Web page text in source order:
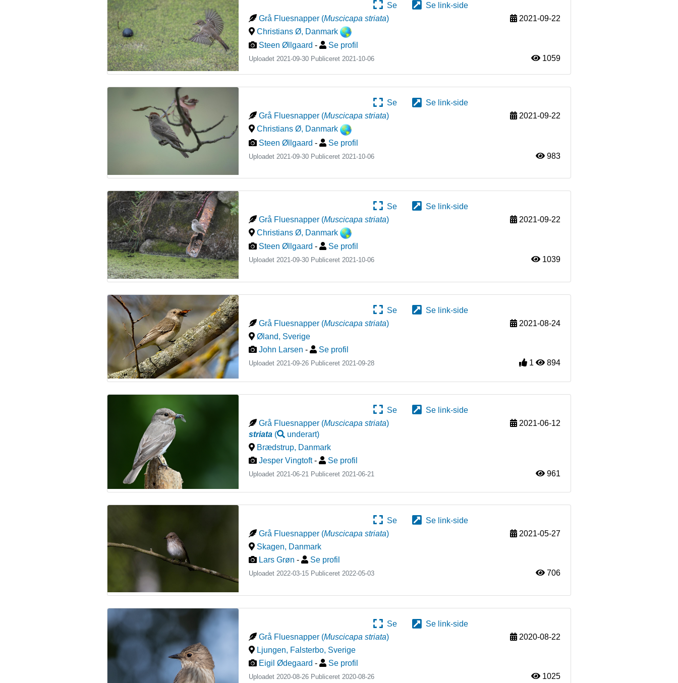
Se
Se link-side
Grå Fluesnapper (Muscicapa striata)
2021-09-22
Christians Ø, Danmark
Steen Øllgaard - Se profil
Uploadet 2021-09-30 Publiceret 2021-10-06 1059
Se
Se link-side
Grå Fluesnapper (Muscicapa striata)
2021-09-22
Christians Ø, Danmark
Steen Øllgaard - Se profil
Uploadet 2021-09-30 Publiceret 2021-10-06 983
Se
Se link-side
Grå Fluesnapper (Muscicapa striata)
2021-09-22
Christians Ø, Danmark
Steen Øllgaard - Se profil
Uploadet 2021-09-30 Publiceret2021-10-06 1039
Se
Se link-side
Grå Fluesnapper (Muscicapa striata)
2021-08-24
Øland, Sverige
John Larsen - Se profil
Uploadet 2021-09-26 Publiceret 2021-09-28 1 894
Se
Se link-side
Grå Fluesnapper (Muscicapa striata)
striata ( underart)
2021-06-12
Brædstrup, Danmark
Jesper Vingtoft - Se profil
Uploadet 2021-06-21 Publiceret2021-06-21 961
Se
Se link-side
Grå Fluesnapper (Muscicapa striata)
2021-05-27
Skagen, Danmark
Lars Grøn - Se profil
Uploadet 2022-03-15 Publiceret 2022-05-03 706
Se
Se link-side
Grå Fluesnapper (Muscicapa striata)
2020-08-22
Ljungen, Falsterbo, Sverige
Eigil Ødegaard - Se profil
Uploadet 2020-08-26 Publiceret2020-08-26 1025